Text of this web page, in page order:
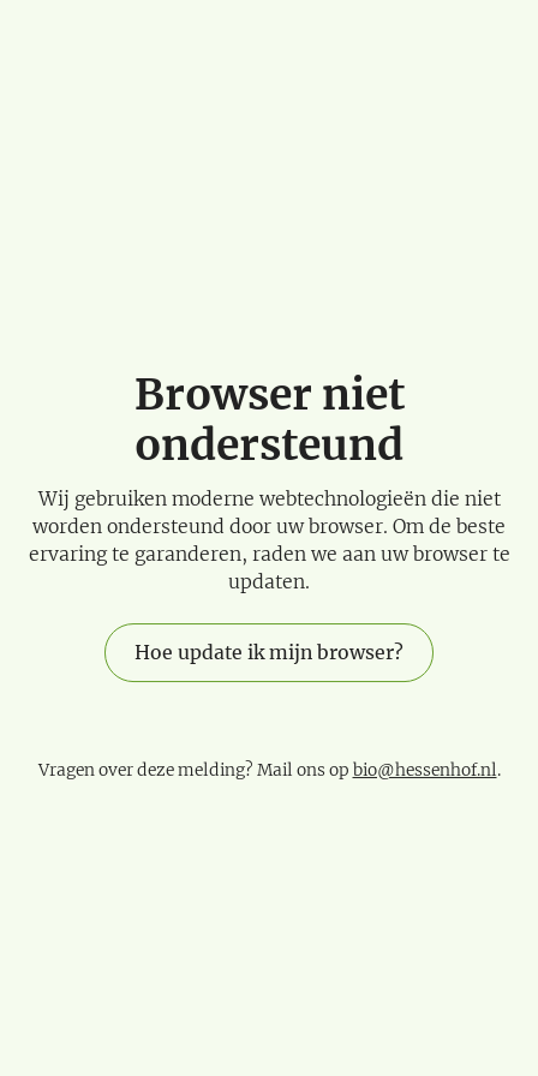
Browser niet
ondersteund
Wij gebruiken moderne webtechnologieën die niet
worden ondersteund door uw browser. Om de beste
ervaring te garanderen, raden we aan uw browser te
updaten.
Hoe update ik mijn browser?
Vragen over deze melding? Mail ons op bio@hessenhof.nl.